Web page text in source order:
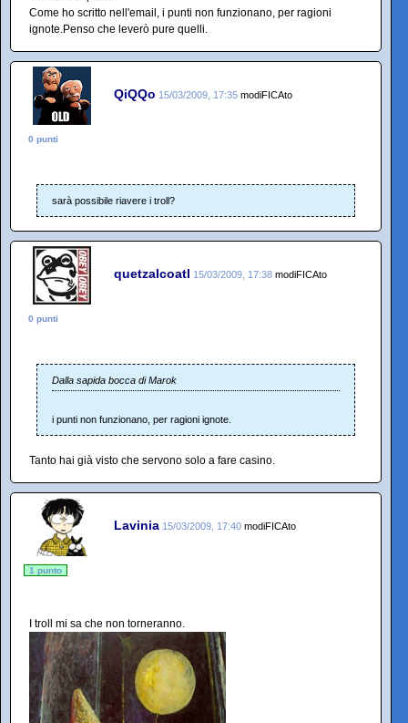
Come ho scritto nell'email, i punti non funzionano, per ragioni
ignote.Penso che leverò pure quelli.
QiQQo 15/03/2009, 17:35 modiFICAto
0 punti
sarà possibile riavere i troll?
quetzalcoatl 15/03/2009, 17:38 modiFICAto
0 punti
Dalla sapida bocca di Marok
i punti non funzionano, per ragioni ignote.
Tanto hai già visto che servono solo a fare casino.
Lavinia 15/03/2009, 17:40 modiFICAto
1 punto
I troll mi sa che non torneranno.